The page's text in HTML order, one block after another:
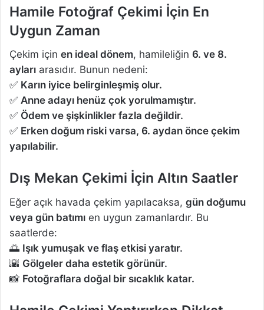
Hamile Fotoğraf Çekimi İçin En
Uygun Zaman
Çekim için en ideal dönem, hamileliğin 6. ve 8.
ayları arasıdır. Bunun nedeni:
✅ Karın iyice belirginleşmiş olur.
✅ Anne adayı henüz çok yorulmamıştır.
✅ Ödem ve şişkinlikler fazla değildir.
✅ Erken doğum riski varsa, 6. aydan önce çekim
yapılabilir.
Dış Mekan Çekimi İçin Altın Saatler
Eğer açık havada çekim yapılacaksa, gün doğumu
veya gün batımı en uygun zamanlardır. Bu
saatlerde:
🌅 Işık yumuşak ve flaş etkisi yaratır.
🌇 Gölgeler daha estetik görünür.
📸 Fotoğraflara doğal bir sıcaklık katar.